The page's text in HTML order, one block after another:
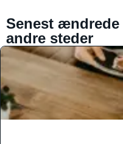
Senest ændrede
andre steder